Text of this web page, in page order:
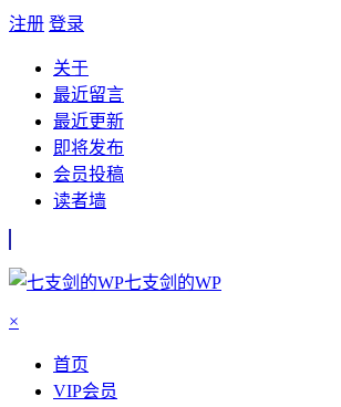
注册 登录
关于
最近留言
最近更新
即将发布
会员投稿
读者墙
七支剑的WP
×
首页
VIP会员